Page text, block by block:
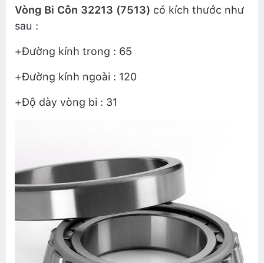
Vòng Bi Côn 32213 (7513) có kích thước như
sau :
+Đường kính trong : 65
+Đường kính ngoài : 120
+Độ dày vòng bi : 31